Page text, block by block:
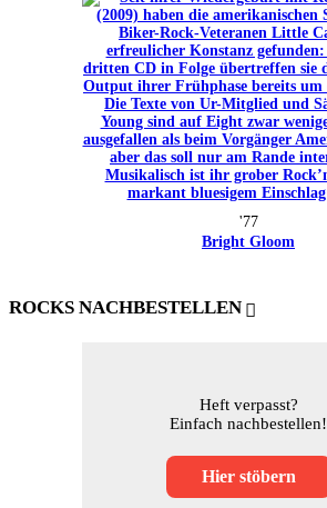
'77
Bright Gloom
ROCKS NACHBESTELLEN
Heft verpasst?
Einfach nachbestellen!
Hier stöbern